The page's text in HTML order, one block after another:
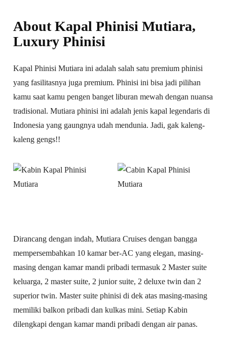
About Kapal Phinisi Mutiara,
Luxury Phinisi
Kapal Phinisi Mutiara ini adalah salah satu premium phinisi
yang fasilitasnya juga premium. Phinisi ini bisa jadi pilihan
kamu saat kamu pengen banget liburan mewah dengan nuansa
tradisional. Mutiara phinisi ini adalah jenis kapal legendaris di
Indonesia yang gaungnya udah mendunia. Jadi, gak kaleng-
kaleng gengs!!
Dirancang dengan indah, Mutiara Cruises dengan bangga
mempersembahkan 10 kamar ber-AC yang elegan, masing-
masing dengan kamar mandi pribadi termasuk 2 Master suite
keluarga, 2 master suite, 2 junior suite, 2 deluxe twin dan 2
superior twin. Master suite phinisi di dek atas masing-masing
memiliki balkon pribadi dan kulkas mini. Setiap Kabin
dilengkapi dengan kamar mandi pribadi dengan air panas.